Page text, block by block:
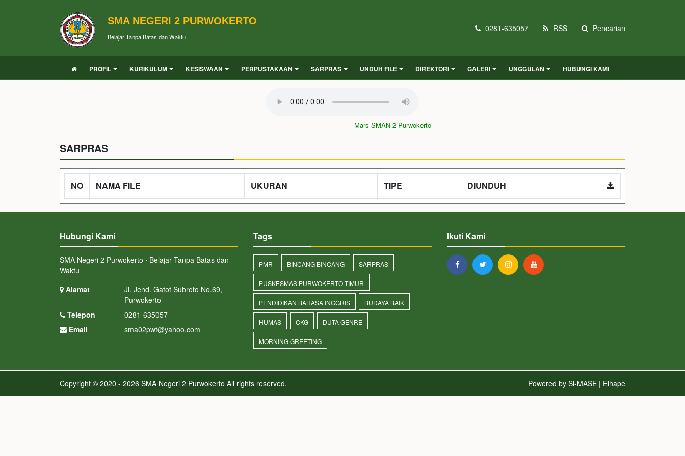
SMA NEGERI 2 PURWOKERTO
Belajar Tanpa Batas dan Waktu
0281-635057 RSS Pencarian
PROFIL KURIKULUM KESISWAAN PERPUSTAKAAN SARPRAS UNDUH FILE DIREKTORI GALERI UNGGULAN HUBUNGI KAMI
Mars SMAN 2 Purwokerto
SARPRAS
NO NAMA FILE UKURAN TIPE DIUNDUH
Hubungi Kami
SMA Negeri 2 Purwokerto ⋅ Belajar Tanpa Batas dan
Waktu
Alamat
Jl. Jend. Gatot Subroto No.69,
Purwokerto
Telepon
0281-635057
Email
sma02pwt@yahoo.com
Tags
PMR BINCANG BINCANG SARPRAS
PUSKESMAS PURWOKERTO TIMUR
PENDIDIKAN BAHASA INGGRIS BUDAYA BAIK
HUMAS CKG DUTA GENRE
MORNING GREETING
Ikuti Kami
Copyright © 2020 - 2026 SMA Negeri 2 Purwokerto All rights reserved. Powered by Si-MASE | Elhape